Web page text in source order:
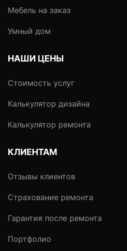
Мебель на заказ
Умный дом
НАШИ ЦЕНЫ
Стоимость услуг
Калькулятор дизайна
Калькулятор ремонта
КЛИЕНТАМ
Отзывы клиентов
Страхование ремонта
Гарантия после ремонта
Портфолио